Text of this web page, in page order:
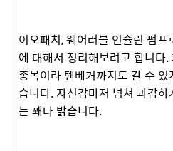
이오패치, 웨어러블 인슐린 펌
에 대해서 정리해보려고 합니다
종목이라 텐베거까지도 갈 수
습니다. 자신감마저 넘쳐 과감
는 꽤나 밝습니다.